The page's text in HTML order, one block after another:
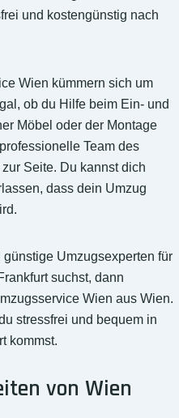
und kostengünstig nach
Wien kümmern sich um
ob du Hilfe beim Ein- und
Möbel oder der Montage
Team des
Seite. Du kannst dich
dass dein Umzug
Umzugsexperten für
suchst, dann
Wien aus Wien.
stressfrei und bequem in
kommst.
von Wien